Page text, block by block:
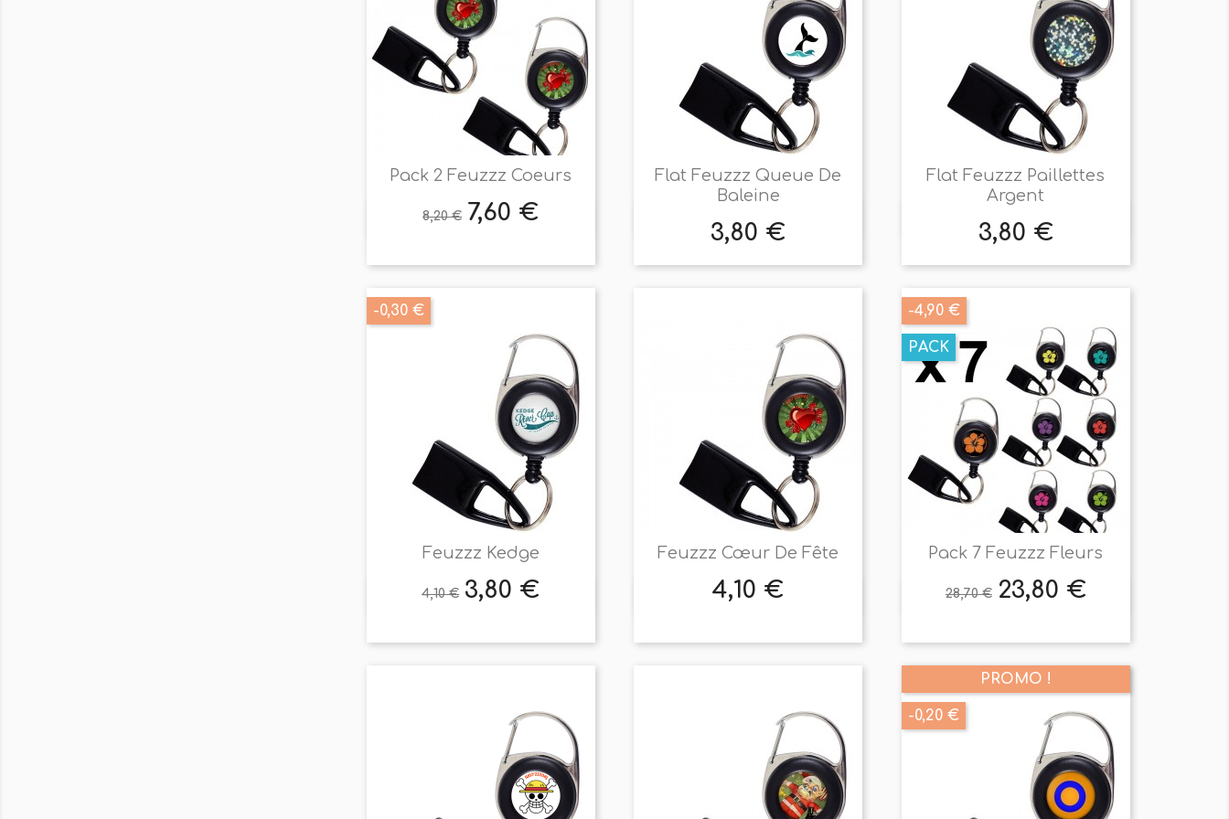
Pack 2 Feuzzz Coeurs
Prix
de
8,20 € Prix
7,60 €
Aperçu rapide
Flat Feuzzz Queue De
Baleine
Prix
3,80 €
Aperçu rapide
Flat Feuzzz Paillettes
Argent
Prix
3,80 €
Aperçu rapide
Feuzzz Kedge
Prix
de
4,10 € Prix
3,80 €
-0,30 €
Aperçu rapide
Feuzzz Cœur De Fête
Prix
4,10 €
Aperçu rapide
Pack 7 Feuzzz Fleurs
Prix
de
28,70 € Prix
23,80 €
-4,90 €
PACK
Aperçu rapide
PROMO !
-0,20 €